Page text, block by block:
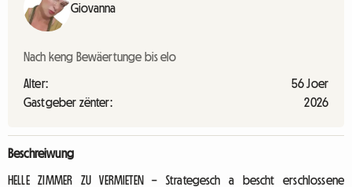
Giovanna
Nach keng Bewäertunge bis elo
Alter:
56 Joer
Gastgeber zënter:
2026
Beschreiwung
HELLE ZIMMER ZU VERMIETEN – Strategesch a bescht erschlossene